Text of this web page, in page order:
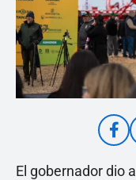
El gobernador dio